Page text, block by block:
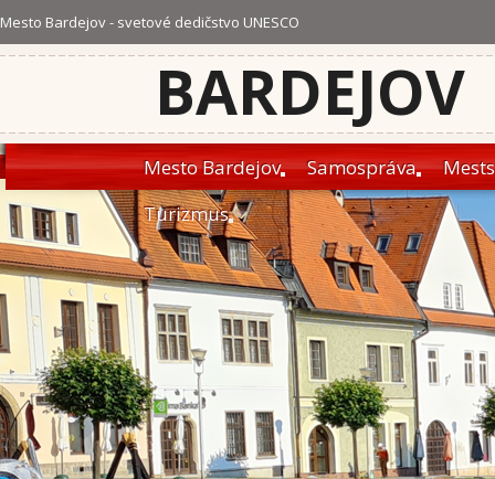
Mesto Bardejov - svetové dedičstvo UNESCO
BARDEJOV
Mesto Bardejov Samospráva
Turizmus